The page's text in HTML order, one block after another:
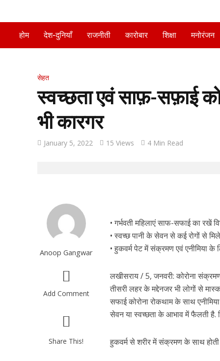
होम देश-दुनियाँ राजनीती कारोबार शिक्षा मनोरंजन
सेहत
स्वच्छता एवं साफ़-सफ़ाई
भी कारगर
January 5, 2022 15 Views 4 Min Read
Anoop Gangwar
Add Comment
Share This!
• गर्भवती महिलाएं साफ-सफाई का रखें
• स्वच्छ पानी के सेवन से कई रोगों से
• हुकवर्म पेट में संक्रमण एवं एनीमिया के
लखीसराय / 5, जनवरी: कोरोना
तीसरी लहर के मद्देनजर भी लोगों से
सफाई कोरोना रोकथाम के साथ
सेवन या स्वच्छता के आभाव में फैलती है.
हुकवर्म से शरीर में संक्रमण के साथ